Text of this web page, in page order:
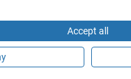
S.A. 42, Rue de la Vallée, L-
Accept all